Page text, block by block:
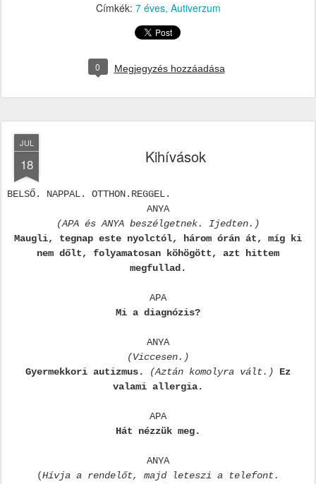
Címkék: 7 éves Autiverzum
0 Megjegyzés hozzáadása
JUL
18 Kihívások
BELSŐ. NAPPAL. OTTHON.REGGEL.
ANYA
(APA és ANYA beszélgetnek. Ijedten.)
Maugli, tegnap este nyolctól, három órán át, míg ki
nem dőlt, folyamatosan köhögött, azt hittem
megfullad.
APA
Mi a diagnózis?
ANYA
(Viccesen.)
Gyermekkori autizmus.
(Aztán komolyra vált.)
Ez
valami allergia.
APA
Hát nézzük meg.
ANYA
(Hívja a rendelőt, majd leteszi a telefont.